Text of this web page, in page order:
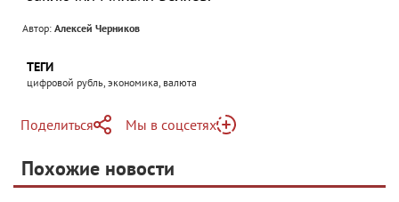
Автор: Алексей Черников
ТЕГИ
цифровой рубль, экономика, валюта
Поделиться
Telegram
Мы в соцсетях
Яндекс Дзен
Похожие новости